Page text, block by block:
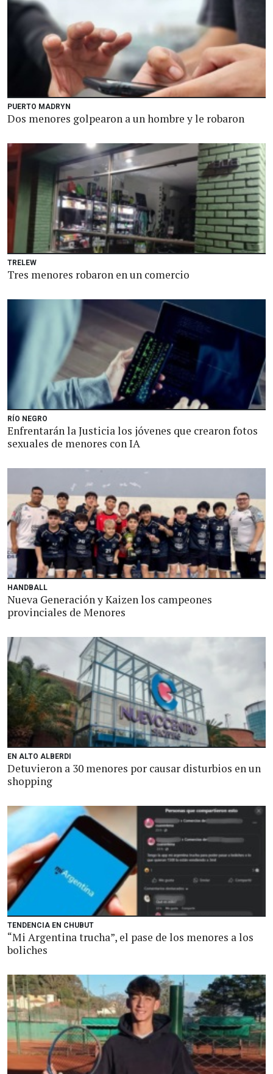
PUERTO MADRYN
Dos menores golpearon a un hombre y le robaron
TRELEW
Tres menores robaron en un comercio
RÍO NEGRO
Enfrentarán la Justicia los jóvenes que crearon fotos
sexuales de menores con IA
HANDBALL
Nueva Generación y Kaizen los campeones
provinciales de Menores
EN ALTO ALBERDI
Detuvieron a 30 menores por causar disturbios en un
shopping
TENDENCIA EN CHUBUT
“Mi Argentina trucha”, el pase de los menores a los
boliches